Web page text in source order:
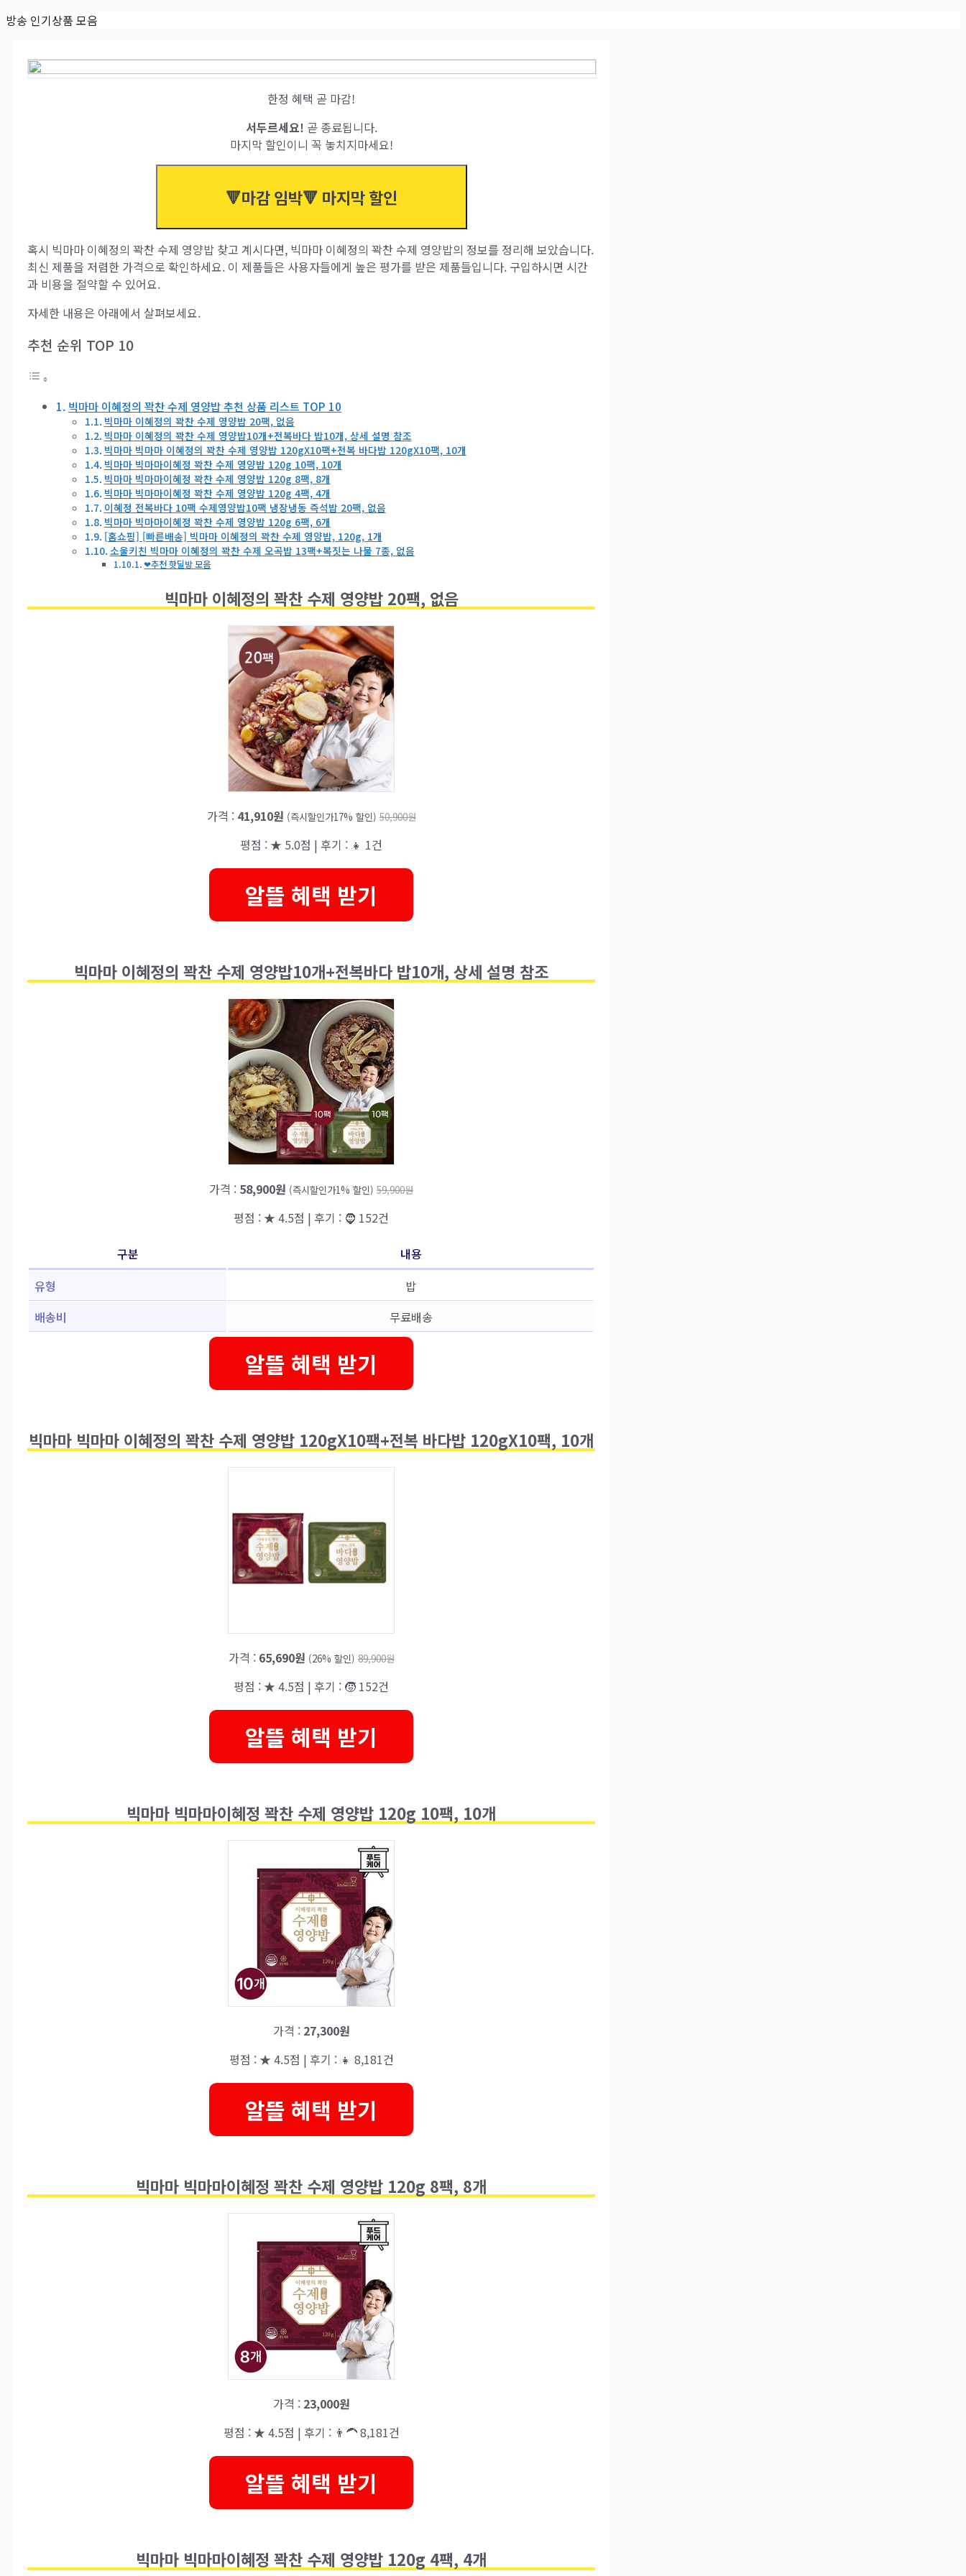
Skip
방송 인기상품 모음
한정 혜택 곧 마감!
서두르세요! 곧 종료됩니다.
마지막 할인이니 꼭 놓치지마세요!
🔻마감 임박🔻 마지막 할인
혹시 빅마마 이혜정의 꽉찬 수제 영양밥 찾고 계시다면, 빅마마 이혜정의 꽉찬 수제 영양밥의 정보를 정리해 보았습니다.
최신 제품을 저렴한 가격으로 확인하세요. 이 제품들은 사용자들에게 높은 평가를 받은 제품들입니다. 구입하시면 시간
과 비용을 절약할 수 있어요.
자세한 내용은 아래에서 살펴보세요.
추천 순위 TOP 10
빅마마 이혜정의 꽉찬 수제 영양밥 추천 상품 리스트 TOP 10
빅마마 이혜정의 꽉찬 수제 영양밥 20팩, 없음
빅마마 이혜정의 꽉찬 수제 영양밥10개+전복바다 밥10개, 상세 설명 참조
빅마마 빅마마 이혜정의 꽉찬 수제 영양밥 120gX10팩+전복 바다밥 120gX10팩, 10개
빅마마 빅마마이혜정 꽉찬 수제 영양밥 120g 10팩, 10개
빅마마 빅마마이혜정 꽉찬 수제 영양밥 120g 8팩, 8개
빅마마 빅마마이혜정 꽉찬 수제 영양밥 120g 4팩, 4개
이혜정 전복바다 10팩 수제영양밥10팩 냉장냉동 즉석밥 20팩, 없음
빅마마 빅마마이혜정 꽉찬 수제 영양밥 120g 6팩, 6개
[홈쇼핑] [빠른배송] 빅마마 이혜정의 꽉찬 수제 영양밥, 120g, 1개
소울키친 빅마마 이혜정의 꽉찬 수제 오곡밥 13팩+복짓는 나물 7종, 없음
❤추천 핫딜방 모음
빅마마 이혜정의 꽉찬 수제 영양밥 20팩, 없음
가격 : 41,910원 (즉시할인가17% 할인) 50,900원
평점 : ★ 5.0점 | 후기 : 👧 1건
알뜰 혜택 받기
빅마마 이혜정의 꽉찬 수제 영양밥10개+전복바다 밥10개, 상세 설명 참조
가격 : 58,900원 (즉시할인가1% 할인) 59,900원
평점 : ★ 4.5점 | 후기 : 🧔 152건
구분
내용
유형
밥
배송비
무료배송
알뜰 혜택 받기
빅마마 빅마마 이혜정의 꽉찬 수제 영양밥 120gX10팩+전복 바다밥 120gX10팩, 10개
가격 : 65,690원 (26% 할인) 89,900원
평점 : ★ 4.5점 | 후기 : 🧒 152건
알뜰 혜택 받기
빅마마 빅마마이혜정 꽉찬 수제 영양밥 120g 10팩, 10개
가격 : 27,300원
평점 : ★ 4.5점 | 후기 : 👧 8,181건
알뜰 혜택 받기
빅마마 빅마마이혜정 꽉찬 수제 영양밥 120g 8팩, 8개
가격 : 23,000원
평점 : ★ 4.5점 | 후기 : 👨‍🦱 8,181건
알뜰 혜택 받기
빅마마 빅마마이혜정 꽉찬 수제 영양밥 120g 4팩, 4개